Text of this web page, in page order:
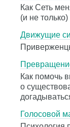
Как Сеть
(и не только)
Движущие
Как помочь
о
Голосовой